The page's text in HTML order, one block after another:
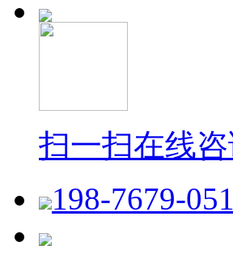
扫一扫在线咨
198-7679-